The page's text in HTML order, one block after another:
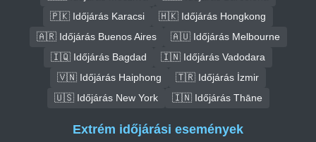
🇵🇰 Időjárás Karacsi
🇭🇰 Időjárás Hongkong
🇦🇷 Időjárás Buenos Aires
🇦🇺 Időjárás Melbourne
🇮🇶 Időjárás Bagdad
🇮🇳 Időjárás Vadodara
🇻🇳 Időjárás Haiphong
🇹🇷 Időjárás İzmir
🇺🇸 Időjárás New York
🇮🇳 Időjárás Thāne
Extrém időjárási események